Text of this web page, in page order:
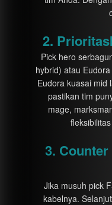
2.
Pick hero
hybrid) atau
Eudora kuasai mid
pastikan tim
mage,
3.
Jika musuh pick
kabelnya.